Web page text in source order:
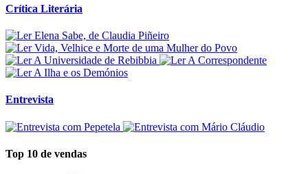
Crítica Literária
Entrevista
Top 10 de vendas